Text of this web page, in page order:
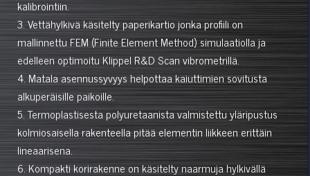
kalibrointiin.
3. Vettähylkivä käsitelty paperikartio jonka profiili on
mallinnettu FEM (Finite Element Method) simulaatiolla ja
edelleen optimoitu Klippel R&D Scan vibrometrillä.
4. Matala asennussyvyys helpottaa kaiuttimien sovitusta
alkuperäisille paikoille.
5. Termoplastisesta polyuretaanista valmistettu yläripustus
kolmiosaisella rakenteella pitää elementin liikkeen erittäin
lineaarisena.
6. Kompakti korirakenne on käsitelty naarmuja hylkivällä